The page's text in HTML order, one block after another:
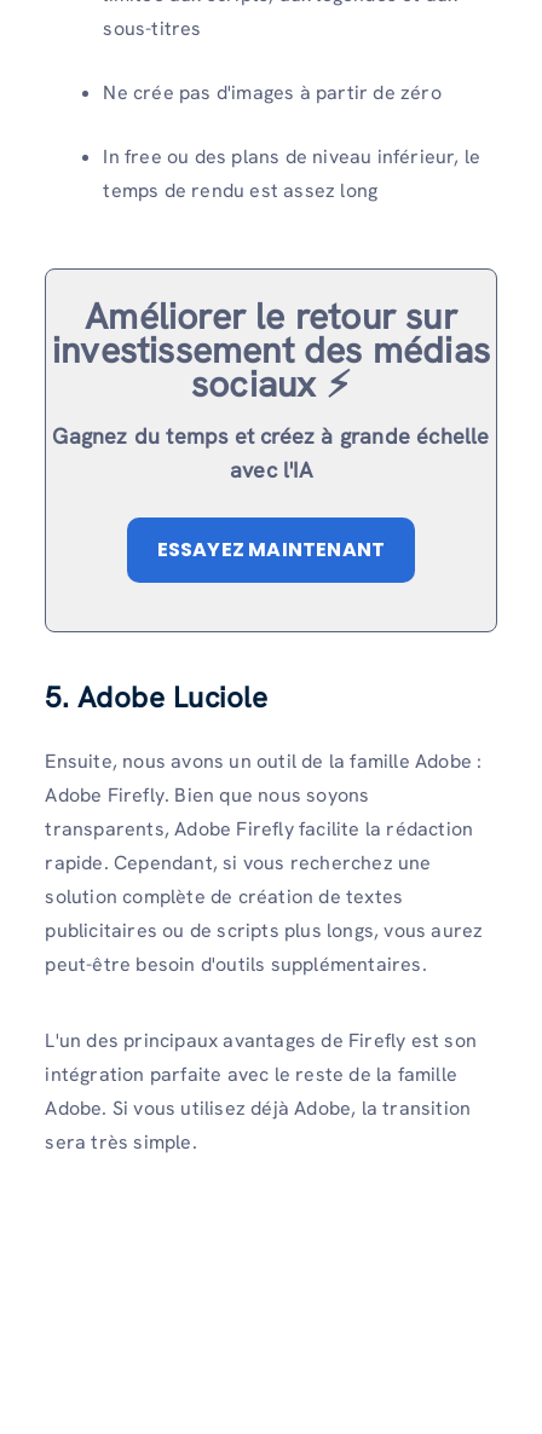
sous-titres
Ne crée pas d'images à partir de zéro
In free ou des plans de niveau inférieur, le
temps de rendu est assez long
Améliorer le retour sur
investissement des médias
sociaux ⚡️
Gagnez du temps et créez à grande échelle
avec l'IA
ESSAYEZ MAINTENANT
5. Adobe Luciole
Ensuite, nous avons un outil de la famille Adobe :
Adobe Firefly. Bien que nous soyons
transparents, Adobe Firefly facilite la rédaction
rapide. Cependant, si vous recherchez une
solution complète de création de textes
publicitaires ou de scripts plus longs, vous aurez
peut-être besoin d'outils supplémentaires.
L'un des principaux avantages de Firefly est son
intégration parfaite avec le reste de la famille
Adobe. Si vous utilisez déjà Adobe, la transition
sera très simple.